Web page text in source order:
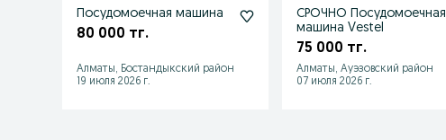
Посудомоечная машина
80 000 тг.
Алматы, Бостандыкский район
19 июля 2026 г.
СРОЧНО Посудомоечная
машина Vestel
75 000 тг.
Алматы, Ауэзовский район
07 июля 2026 г.